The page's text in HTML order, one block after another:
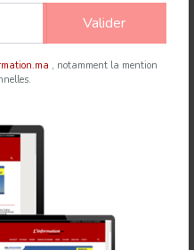
Valider
, notamment la mention